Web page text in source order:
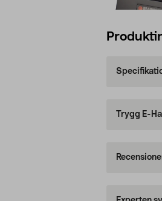
Trygg E-